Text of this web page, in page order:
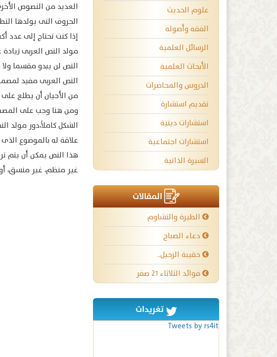
علوم الحديث
الفقه وأصوله
الرسائل العلمية
الأبحاث العلمية
الدروس والمحاضرات
تقديم استشارة
استشارات دينية
استشارات اجتماعية
السيرة الذاتية
المقالات
الطيرة والتشاوم
دعاء الصباح
حقيبة الرحيل..
فوائد الثلاثاء ٢١ صفر
تغريدات
Tweets by rs4it
العديد من النصوص
الحروف التى يولدها
إذا كنت تحتاج إلى عدد
مولد النص العربى زيادة
النص لن يبدو مقسما
النص العربى مفيد
من الأحيان أن يطلع
ومن هنا وجب على
الشكل كاملاً،دور مولد
علاقة له بالموضوع
هذا النص يمكن أن يتم
غير منظم، غير منسق،